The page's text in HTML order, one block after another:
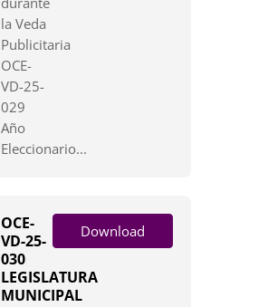
la Veda
Publicitaria
OCE-
VD-25-
029
Año
Eleccionario...
OCE-
VD-25-
030
LEGISLATURA
MUNICIPAL
Download